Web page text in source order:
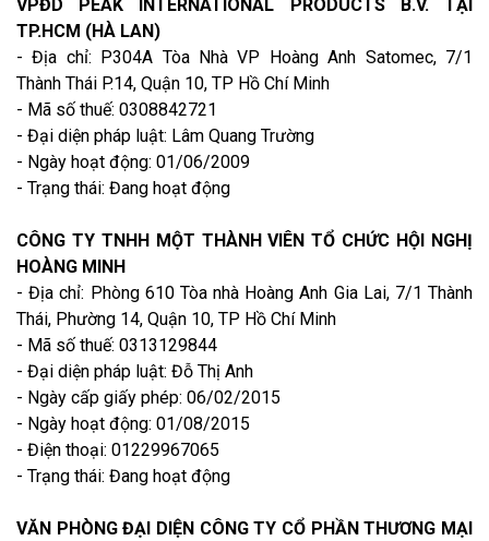
VPĐD PEAK INTERNATIONAL PRODUCTS B.V. TẠI
TP.HCM (HÀ LAN)
- Địa chỉ: P304A Tòa Nhà VP Hoàng Anh Satomec, 7/1
Thành Thái P.14, Quận 10, TP Hồ Chí Minh
- Mã số thuế: 0308842721
- Đại diện pháp luật: Lâm Quang Trường
- Ngày hoạt động: 01/06/2009
- Trạng thái: Đang hoạt động
CÔNG TY TNHH MỘT THÀNH VIÊN TỔ CHỨC HỘI NGHỊ
HOÀNG MINH
- Địa chỉ: Phòng 610 Tòa nhà Hoàng Anh Gia Lai, 7/1 Thành
Thái, Phường 14, Quận 10, TP Hồ Chí Minh
- Mã số thuế: 0313129844
- Đại diện pháp luật: Đỗ Thị Anh
- Ngày cấp giấy phép: 06/02/2015
- Ngày hoạt động: 01/08/2015
- Điện thoại: 01229967065
- Trạng thái: Đang hoạt động
VĂN PHÒNG ĐẠI DIỆN CÔNG TY CỔ PHẦN THƯƠNG MẠI